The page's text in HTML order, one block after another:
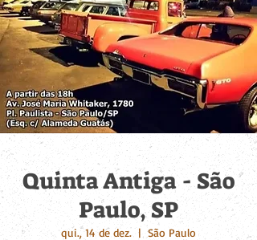
Quinta Antiga - São
Paulo, SP
qui., 14 de dez.
  |
São Paulo